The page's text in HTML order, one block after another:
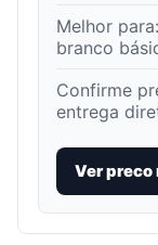
Melhor para:
branco
Confirme
entrega
Ver preco